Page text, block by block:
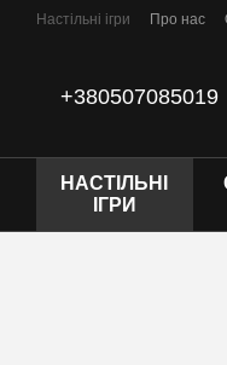
Перейти до основного
Настільні ігри Про нас
+380507085019
НАСТІЛЬНІ
ІГРИ